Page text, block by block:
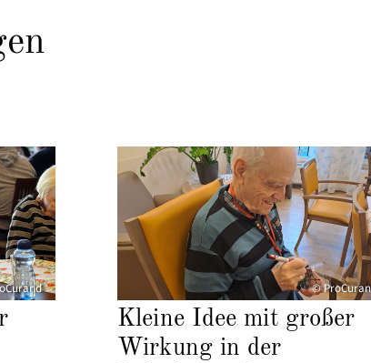
©
Kleine Idee mit großer
Wirkung in der